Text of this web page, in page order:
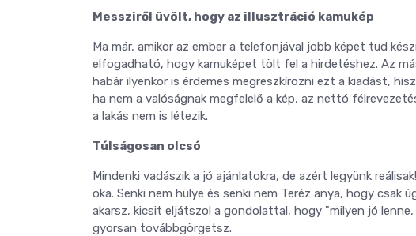
Messziről üvölt, hogy az illusztráció kamukép
Ma már, amikor az ember a telefonjával jobb képet tud
elfogadható, hogy kamuképet tölt fel a hirdetéshez. Az
habár ilyenkor is érdemes megreszkírozni ezt a kiadást,
ha nem a valóságnak megfelelő a kép, az nettó
a lakás nem is létezik.
Túlságosan olcsó
Mindenki vadászik a jó ajánlatokra, de azért legyünk
oka. Senki nem hülye és senki nem Teréz anya, hogy csak
akarsz, kicsit eljátszol a gondolattal, hogy "milyen jó
gyorsan továbbgörgetsz.